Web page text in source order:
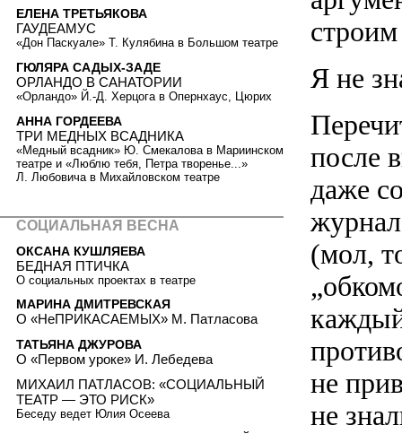
Я не
после
даже
(мол,
не
не
ЕЛЕНА ТРЕТЬЯКОВА
ГАУДЕАМУС
«Дон Паскуале» Т. Кулябина в Большом театре
ГЮЛЯРА САДЫХ-ЗАДЕ
ОРЛАНДО В САНАТОРИИ
«Орландо» Й.-Д. Херцога в Опернхаус, Цюрих
АННА ГОРДЕЕВА
ТРИ МЕДНЫХ ВСАДНИКА
«Медный всадник» Ю. Смекалова в Мариинском
театре и «Люблю тебя, Петра творенье...»
Л. Любовича в Михайловском театре
СОЦИАЛЬНАЯ ВЕСНА
ОКСАНА КУШЛЯЕВА
БЕДНАЯ ПТИЧКА
О социальных проектах в театре
МАРИНА ДМИТРЕВСКАЯ
О «НеПРИКАСАЕМЫХ» М. Патласова
ТАТЬЯНА ДЖУРОВА
О «Первом уроке» И. Лебедева
МИХАИЛ ПАТЛАСОВ: «СОЦИАЛЬНЫЙ
ТЕАТР — ЭТО РИСК»
Беседу ведет Юлия Осеева